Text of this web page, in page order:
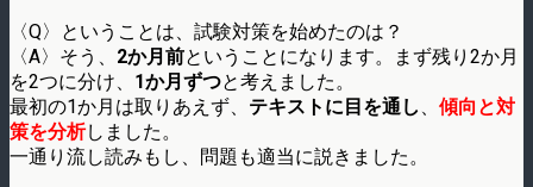
〈Q〉ということは、試験対策を始めたのは？
〈A〉そう、 2か月前ということになります。まず残り2か月
を2つに分け、 1か月ずつと考えました。
最初の1か月は取りあえず、 テキストに目を通し 、 傾向と対
策を分析しました。
一通り流し読みもし、問題も適当に説きました。